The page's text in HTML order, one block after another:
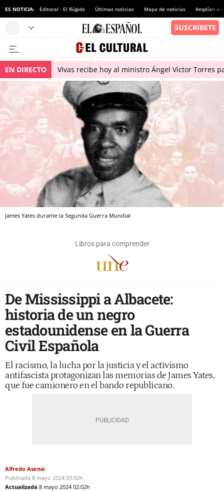
ES NOTICIA: Editoral - El Rúgido Últimas noticias Mapa de noticias Amplían
EN DIRECTO Vivas recibe hoy al ministro Ángel Víctor Torres
James Yates durante la Segunda Guerra Mundial
Libros para comprender
De Mississippi a Albacete:
historia de un negro
estadounidense en la Guerra
Civil Española
El racismo, la lucha por la justicia y el activismo
antifascista protagonizan las memorias de James Yates,
que fue camionero en el bando republicano.
Alfredo Asensi
Publicada 8 mayo 2024 03:02h
Actualizada 8 mayo 2024 02:02h